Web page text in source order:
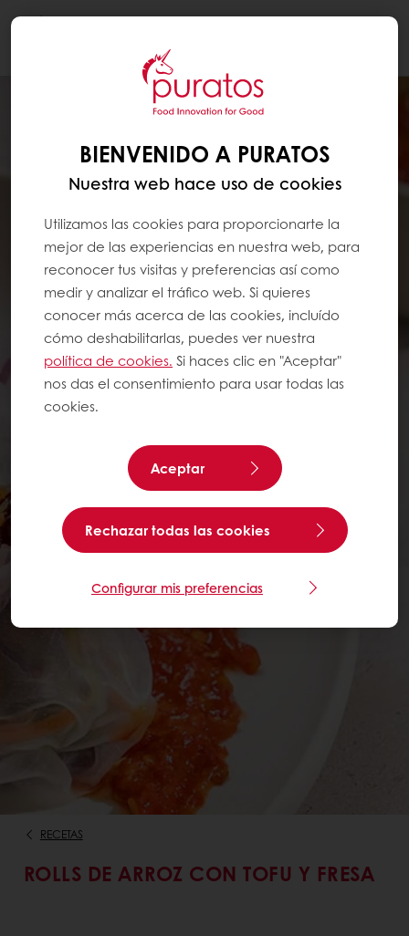
RECETAS
ROLLS DE ARROZ CON TOFU Y FRESA
BIENVENIDO A PURATOS
Nuestra web hace uso de cookies
Utilizamos las cookies para proporcionarte la
mejor de las experiencias en nuestra web, para
reconocer tus visitas y preferencias así como
medir y analizar el tráfico web. Si quieres
conocer más acerca de las cookies, incluído
cómo deshabilitarlas, puedes ver nuestra
política de cookies. Si haces clic en "Aceptar"
nos das el consentimiento para usar todas las
cookies.
Aceptar
Rechazar todas las cookies
Configurar mis preferencias